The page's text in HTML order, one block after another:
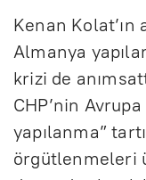
Kenan Kolat’ın
Almanya
krizi de
CHP’nin
yapılanma”
örgütlenmeleri